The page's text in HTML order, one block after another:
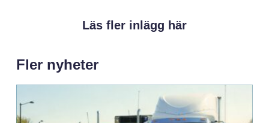
Läs fler inlägg här
Fler nyheter